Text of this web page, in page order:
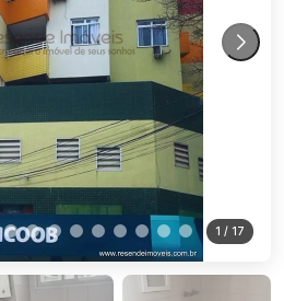
1 / 17